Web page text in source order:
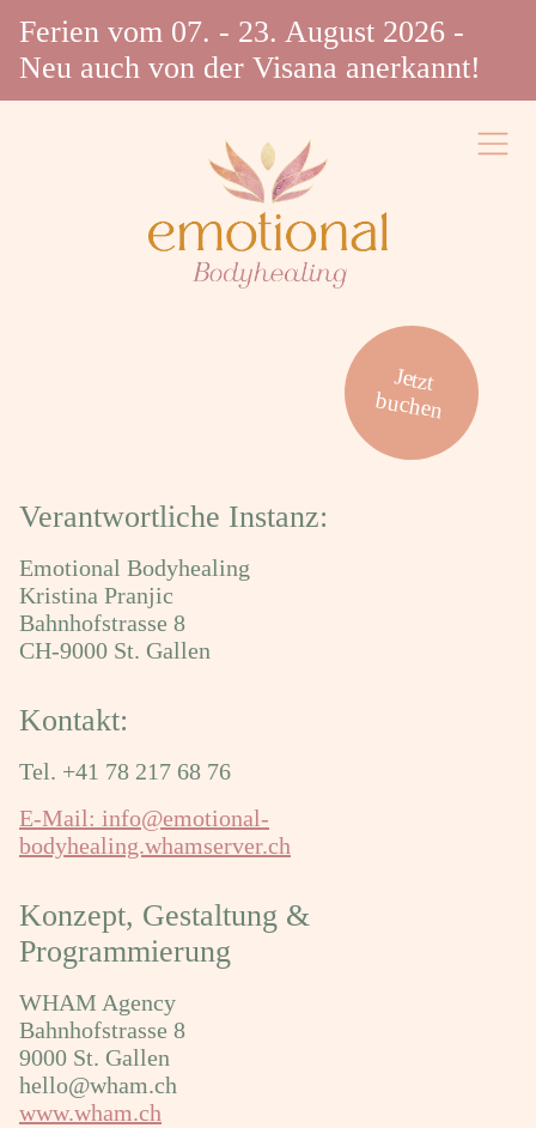
zum
wechseln
Ferien vom 07. - 23. August 2026 -
Neu auch von der Visana anerkannt!
Jetzt
buchen
Verantwortliche Instanz:
Emotional Bodyhealing
Kristina Pranjic
Bahnhofstrasse 8
CH-9000 St. Gallen
Kontakt:
Tel. +41 78 217 68 76
E-Mail: info@emotional-
bodyhealing.whamserver.ch
Konzept, Gestaltung &
Programmierung
WHAM Agency
Bahnhofstrasse 8
9000 St. Gallen
hello@wham.ch
www.wham.ch